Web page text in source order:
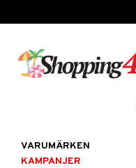
VARUMÄRKEN
KAMPANJER